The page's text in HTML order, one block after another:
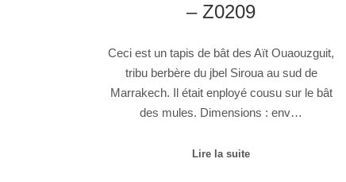
– Z0209
Ceci est un tapis de bât des Aït Ouaouzguit,
tribu berbère du jbel Siroua au sud de
Marrakech. Il était enployé cousu sur le bât
des mules. Dimensions : env…
Lire la suite